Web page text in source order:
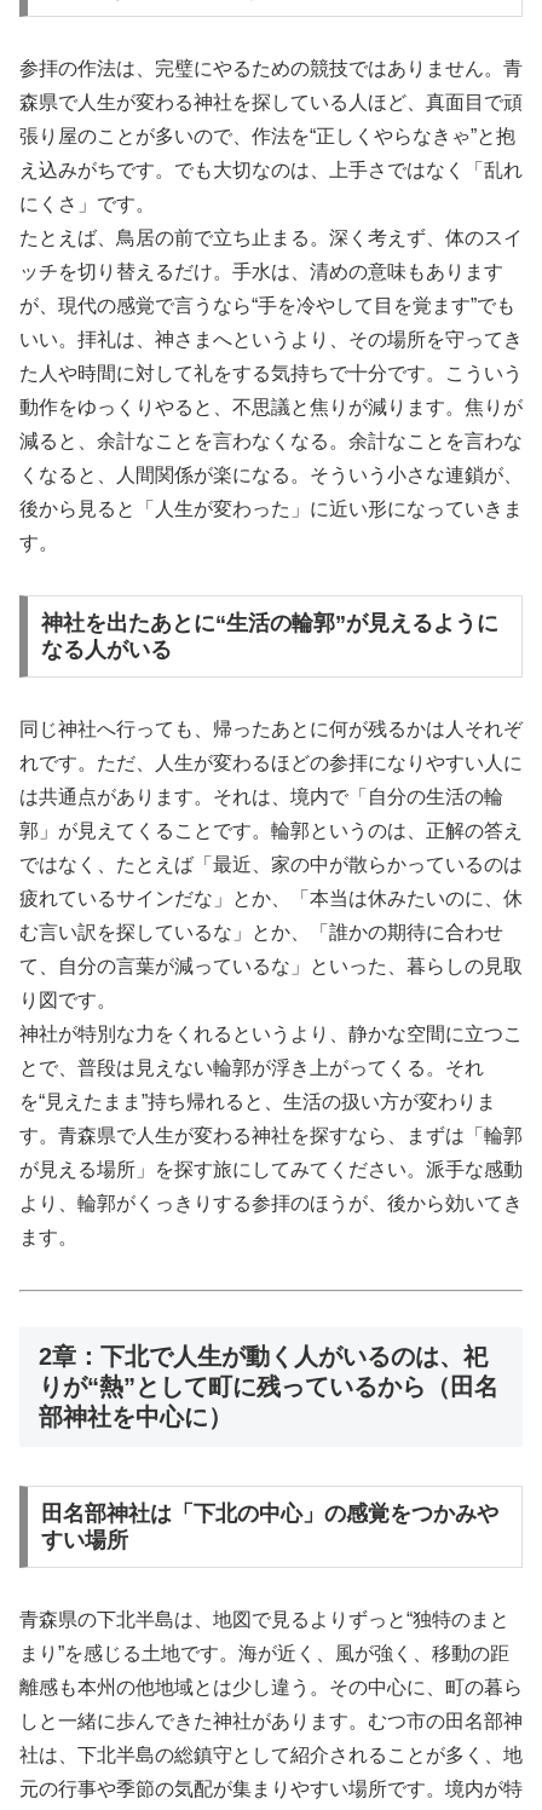
参拝の作法は、完璧にやるための競技ではありません。青
森県で人生が変わる神社を探している人ほど、真面目で頑
張り屋のことが多いので、作法を“正しくやらなきゃ”と抱
え込みがちです。でも大切なのは、上手さではなく「乱れ
にくさ」です。
たとえば、鳥居の前で立ち止まる。深く考えず、体のスイ
ッチを切り替えるだけ。手水は、清めの意味もあります
が、現代の感覚で言うなら“手を冷やして目を覚ます”でも
いい。拝礼は、神さまへというより、その場所を守ってき
た人や時間に対して礼をする気持ちで十分です。こういう
動作をゆっくりやると、不思議と焦りが減ります。焦りが
減ると、余計なことを言わなくなる。余計なことを言わな
くなると、人間関係が楽になる。そういう小さな連鎖が、
後から見ると「人生が変わった」に近い形になっていきま
す。
神社を出たあとに“生活の輪郭”が見えるように
なる人がいる
同じ神社へ行っても、帰ったあとに何が残るかは人それぞ
れです。ただ、人生が変わるほどの参拝になりやすい人に
は共通点があります。それは、境内で「自分の生活の輪
郭」が見えてくることです。輪郭というのは、正解の答え
ではなく、たとえば「最近、家の中が散らかっているのは
疲れているサインだな」とか、「本当は休みたいのに、休
む言い訳を探しているな」とか、「誰かの期待に合わせ
て、自分の言葉が減っているな」といった、暮らしの見取
り図です。
神社が特別な力をくれるというより、静かな空間に立つこ
とで、普段は見えない輪郭が浮き上がってくる。それ
を“見えたまま”持ち帰れると、生活の扱い方が変わりま
す。青森県で人生が変わる神社を探すなら、まずは「輪郭
が見える場所」を探す旅にしてみてください。派手な感動
より、輪郭がくっきりする参拝のほうが、後から効いてき
ます。
2章：下北で人生が動く人がいるのは、祀
りが“熱”として町に残っているから（田名
部神社を中心に）
田名部神社は「下北の中心」の感覚をつかみや
すい場所
青森県の下北半島は、地図で見るよりずっと“独特のまと
まり”を感じる土地です。海が近く、風が強く、移動の距
離感も本州の他地域とは少し違う。その中心に、町の暮ら
しと一緒に歩んできた神社があります。むつ市の田名部神
社は、下北半島の総鎮守として紹介されることが多く、地
元の行事や季節の気配が集まりやすい場所です。境内が特